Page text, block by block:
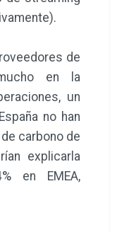
de
en la
un
no han
carbono de
explicarla
en EMEA,